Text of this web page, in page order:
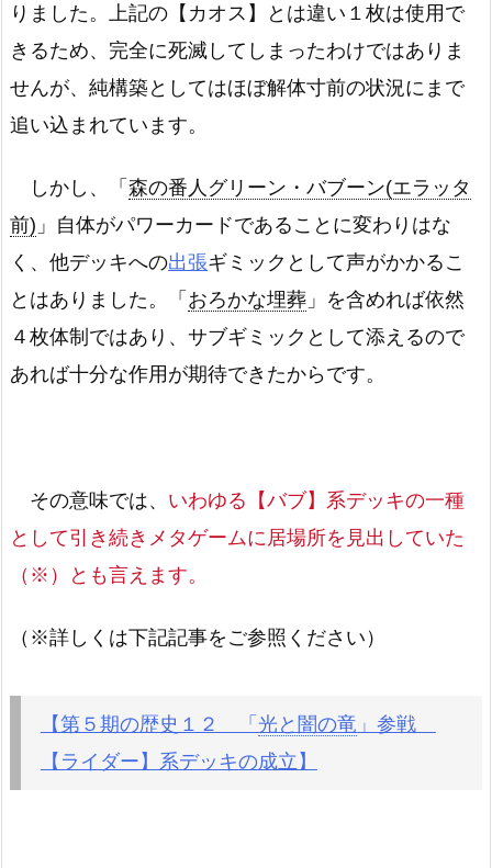
りました。上記の【カオス】とは違い１枚は使用で
きるため、完全に死滅してしまったわけではありま
せんが、純構築としてはほぼ解体寸前の状況にまで
追い込まれています。
しかし、「 森の番人グリーン・バブーン(エラッタ
前) 」自体がパワーカードであることに変わりはな
く、他デッキへの出張ギミックとして声がかかるこ
とはありました。「 おろかな埋葬 」を含めれば依然
４枚体制ではあり、サブギミックとして添えるので
あれば十分な作用が期待できたからです。
その意味では、 いわゆる【バブ】系デッキの一種
として引き続きメタゲームに居場所を見出していた
（※）とも言えます。
（※詳しくは下記記事をご参照ください）
【第５期の歴史１２ 「 光と闇の竜 」参戦
【ライダー】系デッキの成立】